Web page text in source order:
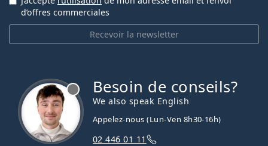
Recevoir la newsletter
d’offres commerciales
Besoin de conseils?
We also speak English
Appelez-nous (Lun-Ven 8h30-16h)
02 446 01 11